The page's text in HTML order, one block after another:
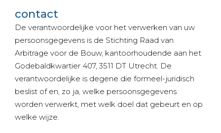
contact
De verantwoordelijke voor het verwerken van uw
persoonsgegevens is de Stichting Raad van
Arbitrage voor de Bouw, kantoorhoudende aan het
Godebaldkwartier 407, 3511 DT Utrecht. De
verantwoordelijke is degene die formeel-juridisch
beslist of en, zo ja, welke persoonsgegevens
worden verwerkt, met welk doel dat gebeurt en op
welke wijze.